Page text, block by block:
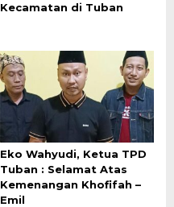
Kecamatan di Tuban
Eko Wahyudi, Ketua TPD
Tuban : Selamat Atas
Kemenangan Khofifah –
Emil